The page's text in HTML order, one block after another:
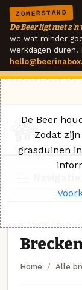
ZOMERSTAND
De Beer ligt met z'n
we wat minder
werkdagen
Home Alle
De Beer
Zodat
grasduinen